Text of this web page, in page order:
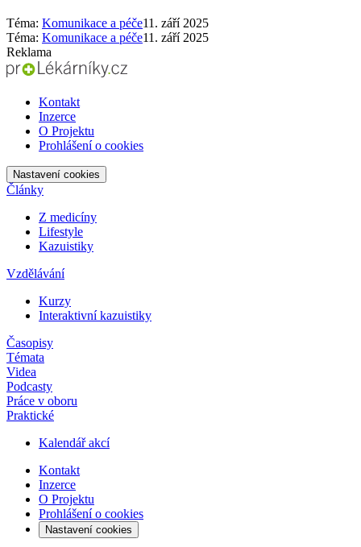
Téma: Komunikace a péče11. září 2025
Téma: Komunikace a péče11. září 2025
Reklama
Kontakt
Inzerce
O Projektu
Prohlášení o cookies
Nastavení cookies
Články
Z medicíny
Lifestyle
Kazuistiky
Vzdělávání
Kurzy
Interaktivní kazuistiky
Časopisy
Témata
Videa
Podcasty
Práce v oboru
Praktické
Kalendář akcí
Kontakt
Inzerce
O Projektu
Prohlášení o cookies
Nastavení cookies